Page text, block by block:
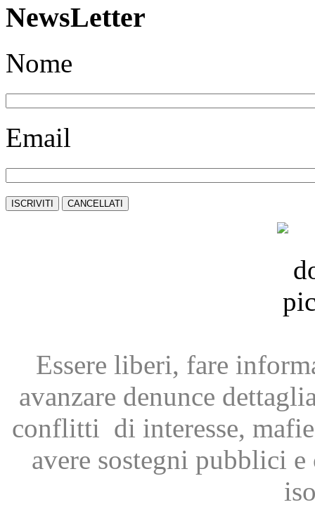
NewsLetter
Nome
Email
Essere liberi, fare
avanzare denunce
conflitti di interesse,
avere sostegni pubblici